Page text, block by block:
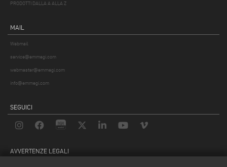
PRODOTTI DALLA A ALLA Z
MAIL
Webmail
service@emmegi.com
webmaster@emmegi.com
info@emmegi.com
SEGUICI
AVVERTENZE LEGALI